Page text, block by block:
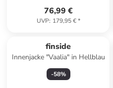
76,99 €
UVP: 179,95 €*
finside
Innenjacke "Vaalia" in Hellblau
-58%